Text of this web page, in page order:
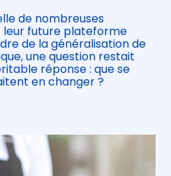
de nombreuses
leur future plateforme
de la généralisation de
une question restait
réponse : que se
en changer ?